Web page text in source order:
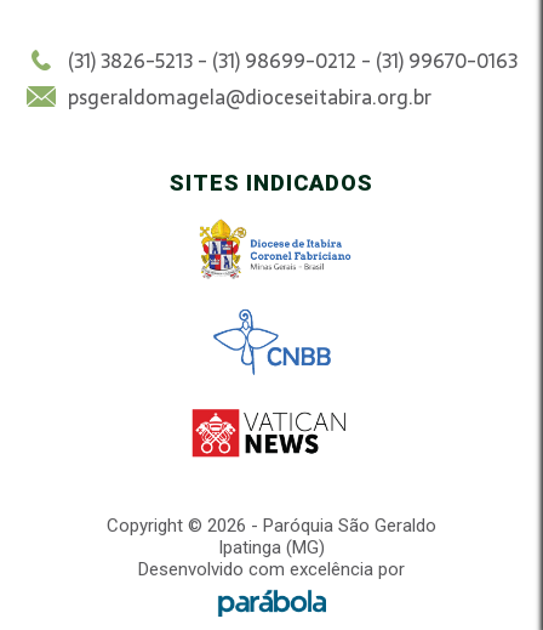
(31) 3826-5213 - (31) 98699-0212 - (31) 99670-0163
psgeraldomagela@dioceseitabira.org.br
SITES INDICADOS
Copyright © 2026 - Paróquia São Geraldo
Ipatinga (MG)
Desenvolvido com excelência por